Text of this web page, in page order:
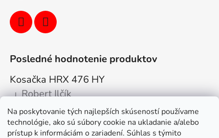
Na poskytovanie tých najlepších skúseností používame
technológie, ako sú súbory cookie na ukladanie a/alebo
prístup k informáciám o zariadení. Súhlas s týmito
Posledné hodnotenie produktov
Kosačka HRX 476 HY
Hodnotenie produktu je 5 z 5 hviezdičiek.
| Robert Ilčík
Super. Odporúčam